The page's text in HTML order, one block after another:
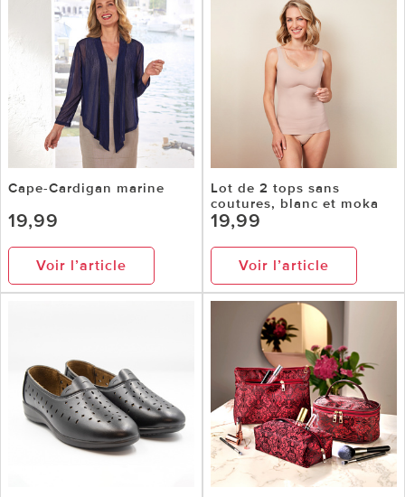
Cape-Cardigan marine
19,99
Voir l’article
Lot de 2 tops sans
coutures, blanc et moka
19,99
Voir l’article